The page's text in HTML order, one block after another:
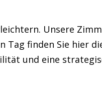
Unsere
finden Sie hier
und eine